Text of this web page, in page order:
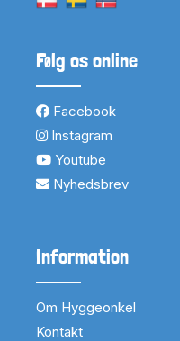
Følg os online
Facebook
Instagram
Youtube
Nyhedsbrev
Information
Om Hyggeonkel
Kontakt